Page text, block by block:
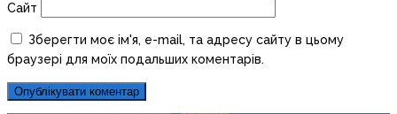
Сайт
Зберегти моє ім'я, e-mail, та адресу сайту в цьому
браузері для моїх подальших коментарів.